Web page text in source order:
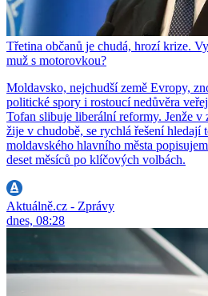
Třetina občanů je chudá, hrozí krize.
muž s motorovkou?
Moldavsko, nejchudší země Evropy,
politické spory i rostoucí nedůvěra
Tofan slibuje liberální reformy. Jenže v
žije v chudobě, se rychlá řešení
moldavského hlavního města
deset měsíců po klíčových volbách.
Aktuálně.cz - Zprávy
dnes, 08:28